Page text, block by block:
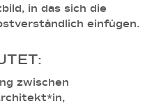
in das sich die
einfügen.
zwischen